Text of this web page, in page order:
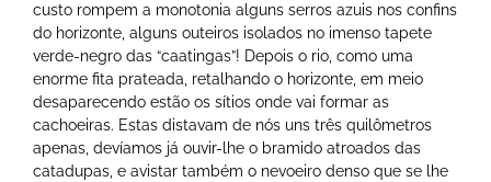
custo rompem a monotonia alguns serros azuis nos confins
do horizonte, alguns outeiros isolados no imenso tapete
verde-negro das “caatingas”! Depois o rio, como uma
enorme fita prateada, retalhando o horizonte, em meio
desaparecendo estão os sítios onde vai formar as
cachoeiras. Estas distavam de nós uns três quilômetros
apenas, devíamos já ouvir-lhe o bramido atroados das
catadupas, e avistar também o nevoeiro denso que se lhe